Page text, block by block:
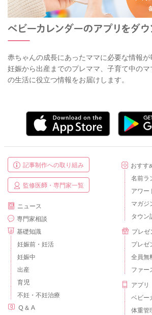
赤ちゃんの成長にあったママに必要な情報が
妊娠から出産までのプレママ、子育て中の
の生活に役立つ情報をお届けします。
記事制作への取り組み
監修医師・専門家一覧
ニュース
専門家相談
基礎知識
妊娠前・妊活
妊娠中
出産
育児
不妊・不妊治療
Ｑ＆Ａ
おすす
名前ラ
アワー
マガジ
タウン
プレゼ
プレゼ
全員無
ファー
アプリ
ベビー
体重管